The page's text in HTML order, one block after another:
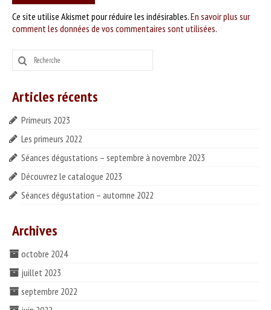
Ce site utilise Akismet pour réduire les indésirables.En savoir plus sur
comment les données de vos commentaires sont utilisées.
Rechercher
:
Articles récents
Primeurs 2023
Les primeurs 2022
Séances dégustations – septembre à novembre 2023
Découvrez le catalogue 2023
Séances dégustation – automne 2022
Archives
octobre 2024
juillet 2023
septembre 2022